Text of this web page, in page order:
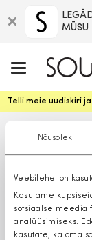
Nõusolek
Veebilehel on
Kasutame
sotsiaalse meedia
analüüsimiseks.
kasutate, ka oma
MŪSU
Telli meie uudiskiri